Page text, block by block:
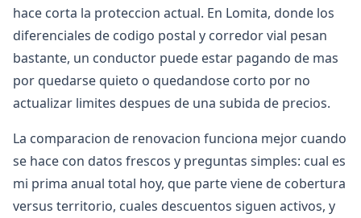
hace corta la proteccion actual. En Lomita, donde los
diferenciales de codigo postal y corredor vial pesan
bastante, un conductor puede estar pagando de mas
por quedarse quieto o quedandose corto por no
actualizar limites despues de una subida de precios.
La comparacion de renovacion funciona mejor cuando
se hace con datos frescos y preguntas simples: cual es
mi prima anual total hoy, que parte viene de cobertura
versus territorio, cuales descuentos siguen activos, y